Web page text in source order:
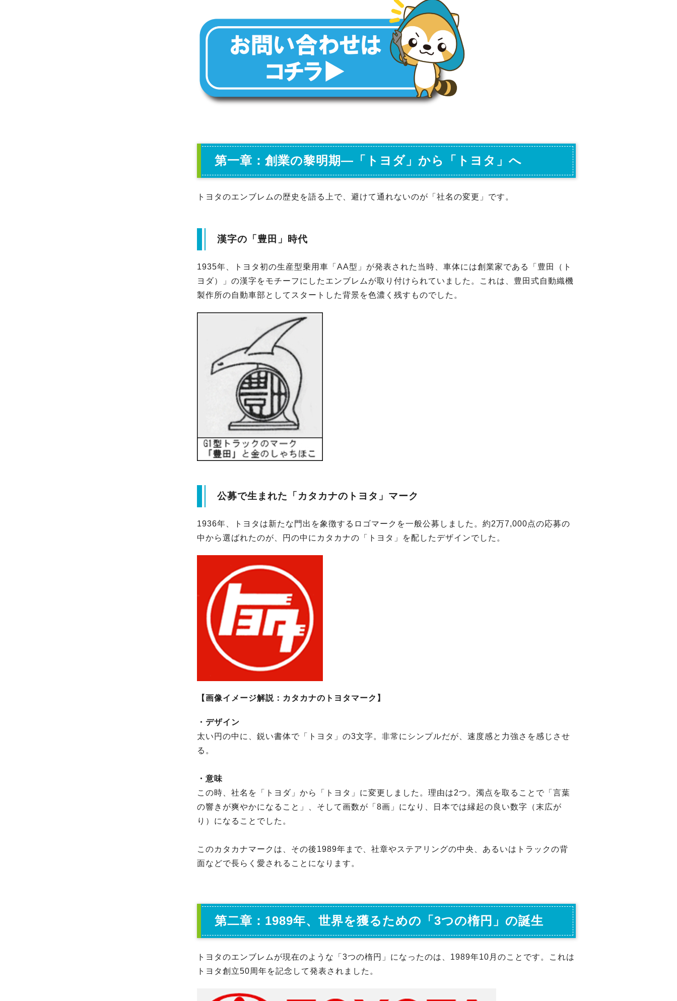
第一章：創業の黎明期―「トヨダ」から「トヨタ」へ
トヨタのエンブレムの歴史を語る上で、避けて通れないのが「社名の変更」です。
漢字の「豊田」時代
1935年、トヨタ初の生産型乗用車「AA型」が発表された当時、車体には創業家である「豊田（ト
ヨダ）」の漢字をモチーフにしたエンブレムが取り付けられていました。これは、豊田式自動織機
製作所の自動車部としてスタートした背景を色濃く残すものでした。
公募で生まれた「カタカナのトヨタ」マーク
1936年、トヨタは新たな門出を象徴するロゴマークを一般公募しました。約2万7,000点の応募の
中から選ばれたのが、円の中にカタカナの「トヨタ」を配したデザインでした。
【画像イメージ解説：カタカナのトヨタマーク】
・デザイン
太い円の中に、鋭い書体で「トヨタ」の3文字。非常にシンプルだが、速度感と力強さを感じさせ
る。
・意味
この時、社名を「トヨダ」から「トヨタ」に変更しました。理由は2つ。濁点を取ることで「言葉
の響きが爽やかになること」、そして画数が「8画」になり、日本では縁起の良い数字（末広が
り）になることでした。
このカタカナマークは、その後1989年まで、社章やステアリングの中央、あるいはトラックの背
面などで長らく愛されることになります。
第二章：1989年、世界を獲るための「3つの楕円」の誕生
トヨタのエンブレムが現在のような「3つの楕円」になったのは、1989年10月のことです。これは
トヨタ創立50周年を記念して発表されました。